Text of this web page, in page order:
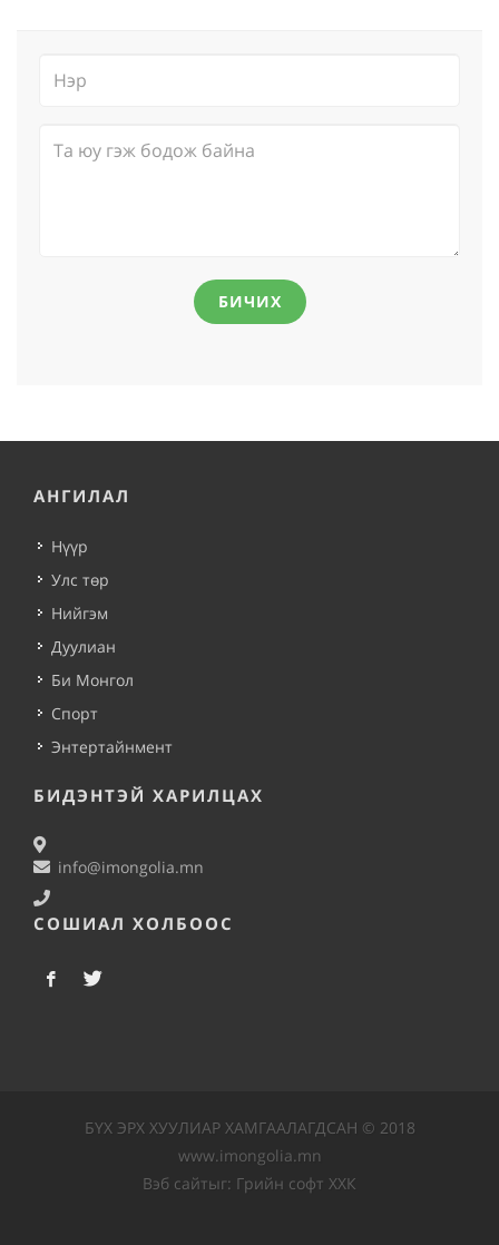
БИЧИХ
АНГИЛАЛ
Нүүр
Улс төр
Нийгэм
Дуулиан
Би Монгол
Спорт
Энтертайнмент
БИДЭНТЭЙ ХАРИЛЦАХ
info@imongolia.mn
СОШИАЛ ХОЛБООС
БҮХ ЭРХ ХУУЛИАР ХАМГААЛАГДСАН © 2018
www.imongolia.mn
Вэб сайтыг: Грийн софт ХХК